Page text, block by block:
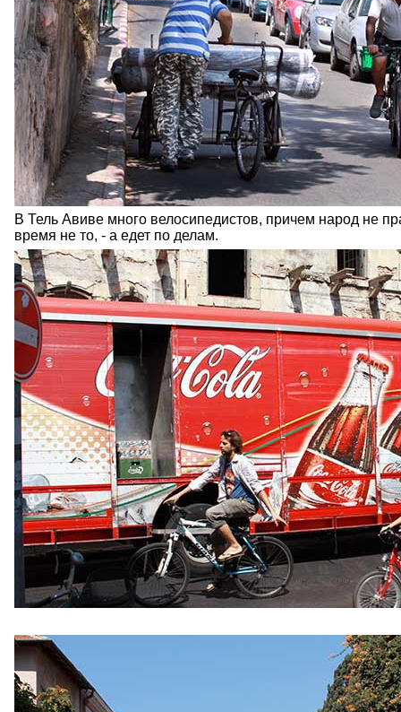
В Тель Авиве много велосипедистов, причем народ не
время не то, - а едет по делам.